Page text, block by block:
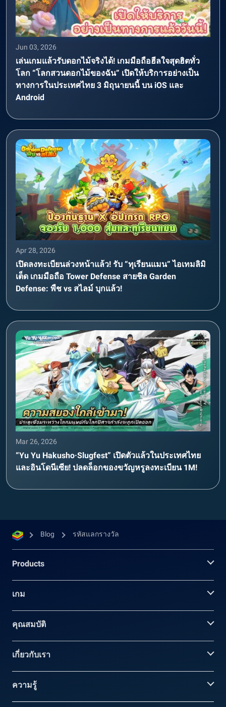
Jun 03, 2026
เล่นเกมแล้วรับดอกไม้จริงได้! เกมมือถือฮีลใจสุดฮิตทั่ว
โลก “โลกสวนดอกไม้ของฉัน” เปิดให้บริการอย่างเป็น
ทางการในประเทศไทย 3 มิถุนายนนี้ บน iOS และ
Android
Apr 28, 2026
เปิดลงทะเบียนล่วงหน้าแล้ว! รับ “ทุเรียนแมน” ไอเทมลิมิ
เต็ด เกมมือถือ Tower Defense สายชิล Garden
Defense: พืช vs สไลม์ บุกแล้ว!
Mar 26, 2026
“Yu Yu Hakusho·Slugfest” เปิดตัวแล้วในประเทศไทย
และอินโดนีเซีย! ปลดล็อกของขวัญหรูลงทะเบียน 1M!
Blog รหัสแลกรางวัล
Products
เกม
คุณสมบัติ
เกี่ยวกับเรา
ความรู้